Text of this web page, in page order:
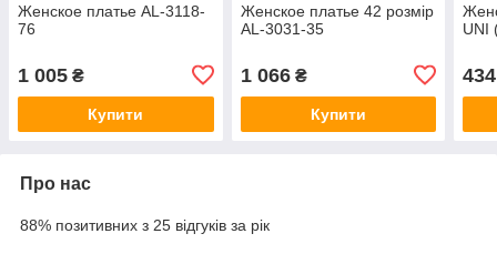
Женское платье AL-3118-
76
1 005 ₴
Купити
Женское платье 42 розмір
AL-3031-35
1 066₴
Купити
UNI
434
Про нас
88% позитивних з 25 відгуків за рік